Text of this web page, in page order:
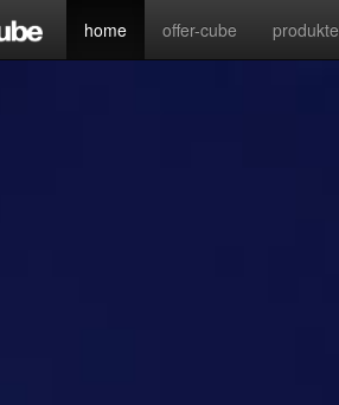
home offer-cube produkte